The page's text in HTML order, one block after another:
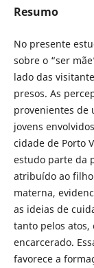
Resumo
No presente
sobre o “ser
lado das
presos. As
provenientes de
jovens
cidade de Porto
estudo parte da
atribuído ao
materna,
as ideias de
tanto pelos
encarcerado.
favorece a